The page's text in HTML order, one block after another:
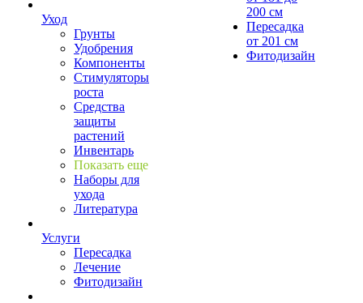
Уход
Грунты
Удобрения
Компоненты
Стимуляторы
роста
Средства
защиты
растений
Инвентарь
Показать еще
Наборы для
ухода
Литература
Услуги
Пересадка
Лечение
Фитодизайн
200 см
Пересадка
от 201 см
Фитодизайн